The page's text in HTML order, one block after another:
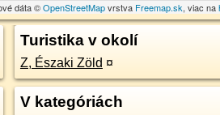
dáta ©OpenStreetMapvrstva Freemap.sk, viac na
Turistika v okolí
Z, Északi Zöld ¤
V kategóriách